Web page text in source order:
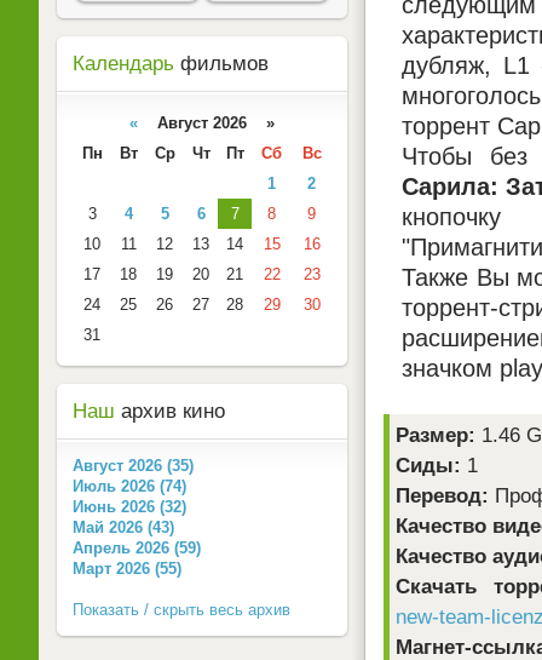
дубляж, L1
торрент
Чтобы без
Сарила:
Также Вы
торрент-
значком
Размер: 1.46
Сиды: 1
Перевод:
Качество
Качество
Скачать
new-team-
Магнет-
Календарь фильмов
« Август 2026 »
Пн
Вт Ср Чт Пт Сб
Вс
1
2
3
4 5 6 7 8
9
10
11 12 13 14 15
16
17
18 19 20 21 22
23
24
25 26 27 28 29
30
31
Наш архив кино
Август 2026 (35)
Июль 2026 (74)
Июнь 2026 (32)
Май 2026 (43)
Апрель 2026 (59)
Март 2026 (55)
Показать / скрыть весь архив